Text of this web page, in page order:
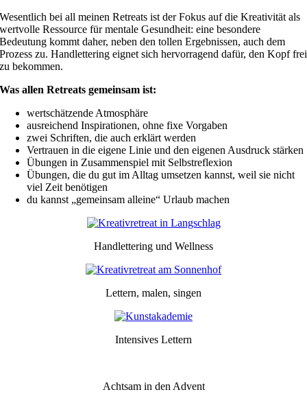
Wesentlich bei all meinen Retreats ist der Fokus auf die Kreativität als
wertvolle Ressource für mentale Gesundheit: eine besondere
Bedeutung kommt daher, neben den tollen Ergebnissen, auch dem
Prozess zu. Handlettering eignet sich hervorragend dafür, den Kopf frei
zu bekommen.
Was allen Retreats gemeinsam ist:
wertschätzende Atmosphäre
ausreichend Inspirationen, ohne fixe Vorgaben
zwei Schriften, die auch erklärt werden
Vertrauen in die eigene Linie und den eigenen Ausdruck stärken
Übungen in Zusammenspiel mit Selbstreflexion
Übungen, die du gut im Alltag umsetzen kannst, weil sie nicht
viel Zeit benötigen
du kannst „gemeinsam alleine“ Urlaub machen
Handlettering und Wellness
Lettern, malen, singen
Intensives Lettern
Achtsam in den Advent